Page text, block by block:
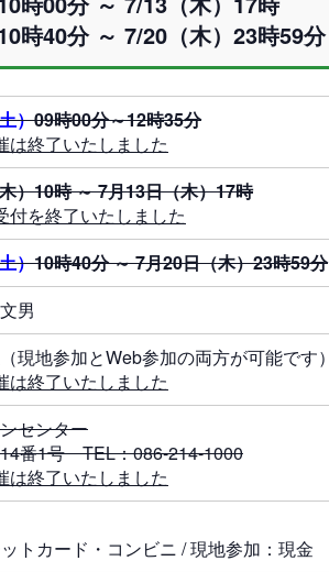
時40分 ～ 7/20（木）23時59分
）09時00分～12時35分
は終了いたしました
）10時 ～ 7月13日（木）17時
付を終了いたしました
）10時40分 ～ 7月20日（木）23時59分
男
現地参加とWeb参加の両方が可能です）
は終了いたしました
センター
番1号 TEL：086-214-1000
は終了いたしました
トカード・コンビニ / 現地参加：現金